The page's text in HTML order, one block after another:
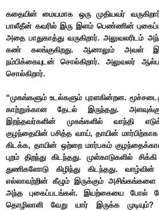
கதையின் மையமாக ஒரு முதியவர்
பாலீதீன் கவரில் இரு இளம் பெண்ணின்
அதை பாதுகாத்து வருகிறார். அலுவலரிடம்
கண் கலங்குகிறது. ஆனாலும் அவள்
நம்பிக்கையுடன் சொல்கிறார். அலுவலர்
சொல்கிறார்.
“முகங்களும் உடல்களும் புரளகின்றன.
காற்றுக்கான தேடல் இருந்தது.
இறந்தவர்களின் முகங்களில் வாந்தி
குழந்தையின் பசித்த வாய், தாயின் மார்பிற்காக
கிடக்க, தாயின் ஒற்றை மார்பகம்
புறம் திறந்து கிடந்தது. முள்காடுகளில்
துணிகளோடு கிழிந்து கிடந்தது.
எல்லாவற்றின் கீழும் இருக்கும் அசிங்கங்களை
அந்த புகைப்படங்கள். இயற்கையை போல்
தொழிலாளி வேறு யார் இருக்க